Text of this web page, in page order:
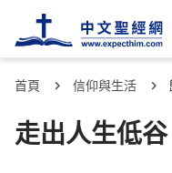
首頁 信仰與生活
走出人生低